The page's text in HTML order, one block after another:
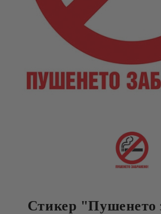
Стикер "Пушенето